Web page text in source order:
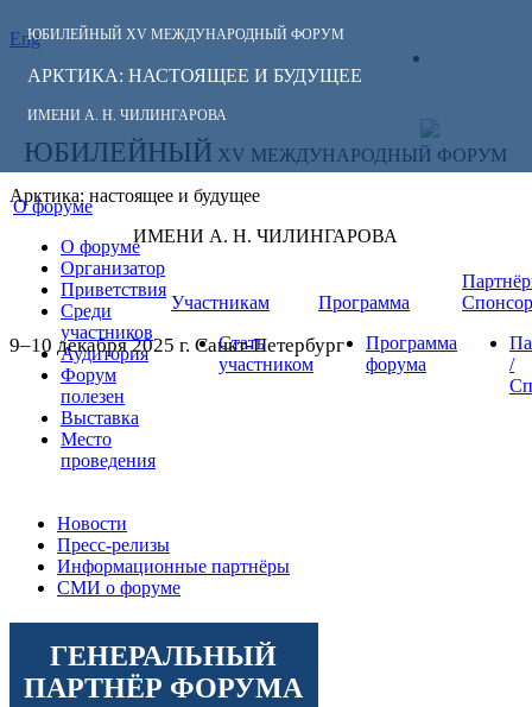
ЮБИЛЕЙНЫЙ XV МЕЖДУНАРОДНЫЙ ФОРУМ
АРКТИКА: НАСТОЯЩЕЕ И БУДУЩЕЕ
ИМЕНИ А. Н. ЧИЛИНГАРОВА
Eng
СЛЕДИТЕ ЗА
НОВОСТЯМИ
ФОРУМА:
ЮБИЛЕЙНЫЙ XV МЕЖДУНАРОДНЫЙ ФОРУМ
Арктика: настоящее и будущее
ИМЕНИ А. Н. ЧИЛИНГАРОВА
9–10 декабря 2025 г. Санкт-Петербург
О форуме
О форуме
Организатор
Приветствия
Среди
участников
Аудитория
Форум
полезен
Выставка
Место
проведения
Участникам
Стать
участником
Программа
Программа
форума
/
Новости
Пресс-релизы
Информационные партнёры
СМИ о форуме
ГЕНЕРАЛЬНЫЙ
ПАРТНЁР ФОРУМА